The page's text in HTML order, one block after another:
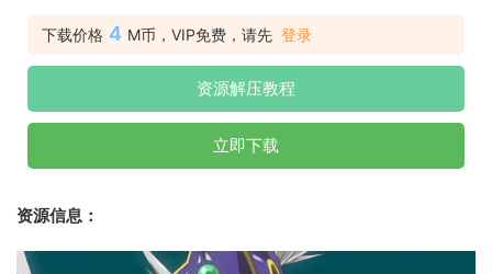
下载价格 4 M币，VIP免费，请先 登录
资源解压教程
立即下载
资源信息：